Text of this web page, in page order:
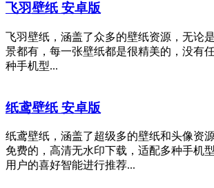
飞羽壁纸 安卓版
飞羽壁纸，涵盖了众多的壁纸资源，无论
景都有，每一张壁纸都是很精美的，没有
种手机型...
纸鸢壁纸 安卓版
纸鸢壁纸，涵盖了超级多的壁纸和头像资
免费的，高清无水印下载，适配多种手机
用户的喜好智能进行推荐...